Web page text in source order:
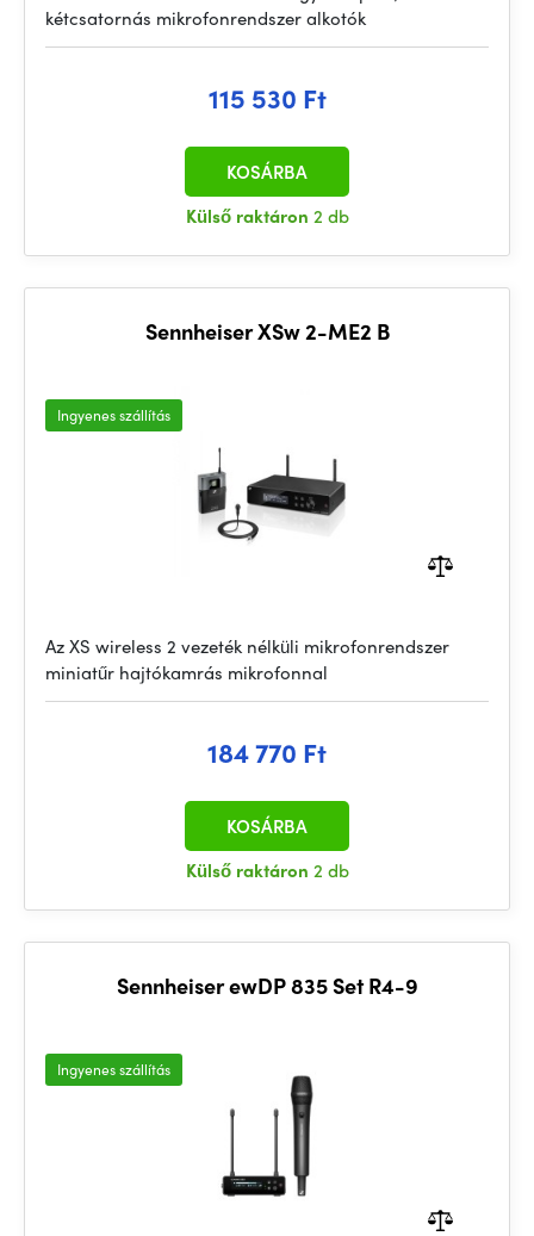
kétcsatornás mikrofonrendszer alkotók
115 530 Ft
Külső raktáron 2 db
KOSÁRBA
Sennheiser XSw 2-ME2 B
Ingyenes szállítás
Az XS wireless 2 vezeték nélküli mikrofonrendszer
miniatűr hajtókamrás mikrofonnal
184 770 Ft
Külső raktáron 2 db
KOSÁRBA
Sennheiser ewDP 835 Set R4-9
Ingyenes szállítás